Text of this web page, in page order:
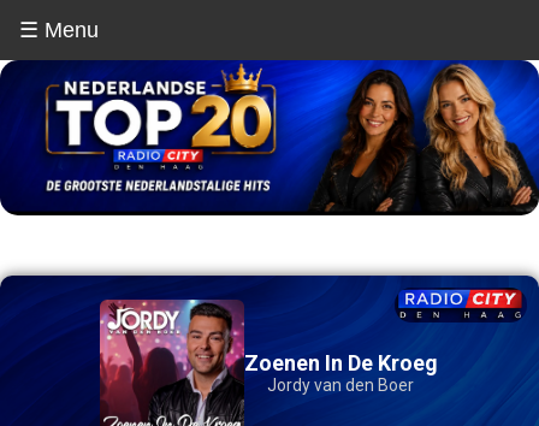
☰ Menu
Zoenen In De Kroeg
Jordy van den Boer